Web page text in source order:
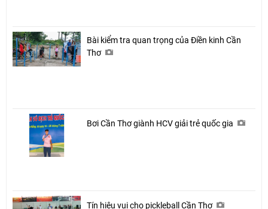
Bài kiểm tra quan trọng của Điền kinh Cần
Thơ
Bơi Cần Thơ giành HCV giải trẻ quốc gia
Tín hiệu vui cho pickleball Cần Thơ